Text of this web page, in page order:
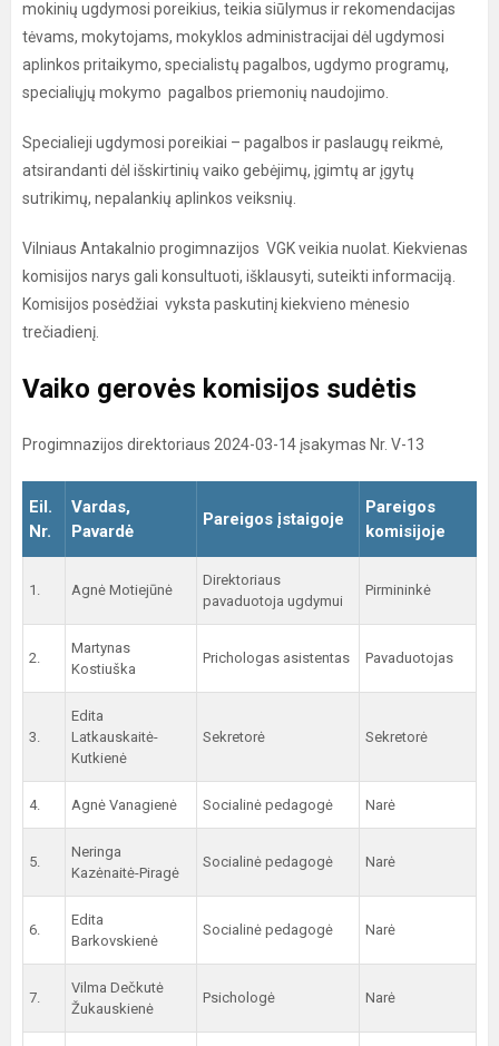
mokinių ugdymosi poreikius, teikia siūlymus ir rekomendacijas
tėvams, mokytojams, mokyklos administracijai dėl ugdymosi
aplinkos pritaikymo, specialistų pagalbos, ugdymo programų,
specialiųjų mokymo pagalbos priemonių naudojimo.
Specialieji ugdymosi poreikiai – pagalbos ir paslaugų reikmė,
atsirandanti dėl išskirtinių vaiko gebėjimų, įgimtų ar įgytų
sutrikimų, nepalankių aplinkos veiksnių.
Vilniaus Antakalnio progimnazijos VGK veikia nuolat. Kiekvienas
komisijos narys gali konsultuoti, išklausyti, suteikti informaciją.
Komisijos posėdžiai vyksta paskutinį kiekvieno mėnesio
trečiadienį.
Vaiko gerovės komisijos sudėtis
Progimnazijos direktoriaus 2024-03-14 įsakymas Nr. V-13
Eil.
Nr.
Vardas,
Pavardė
Pareigos įstaigoje
Pareigos
komisijoje
1. Agnė Motiejūnė
Direktoriaus
pavaduotoja ugdymui
Pirmininkė
2.
Martynas
Kostiuška
Prichologas asistentas Pavaduotojas
3.
Edita
Latkauskaitė-
Kutkienė
Sekretorė Sekretorė
4. Agnė Vanagienė Socialinė pedagogė Narė
5.
Neringa
Kazėnaitė-Piragė
Socialinė pedagogė Narė
6.
Edita
Barkovskienė
Socialinė pedagogė Narė
7.
Vilma Dečkutė
Žukauskienė
Psichologė Narė